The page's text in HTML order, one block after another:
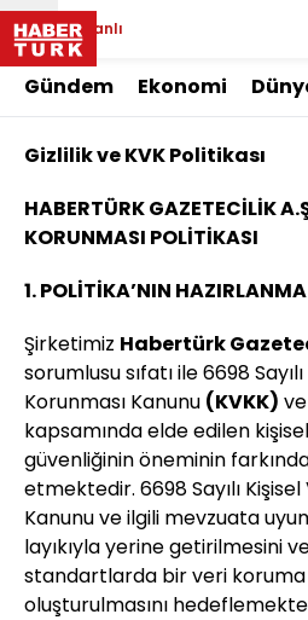
Canlı
Gündem Ekonomi
Gizlilik ve KVK Politikası
HABERTÜRK GAZETECİLİK
KORUNMASI POLİTİKASI
1. POLİTİKA’NIN
Şirketimiz Habertürk
sorumlusu sıfatı ile 6698
Korunması Kanunu (KVKK)
kapsamında elde edilen
güvenliğinin öneminin
etmektedir. 6698 Sayılı
Kanunu ve ilgili mevzuata
layıkıyla yerine getirilmesini
standartlarda bir veri koruma
oluşturulmasını